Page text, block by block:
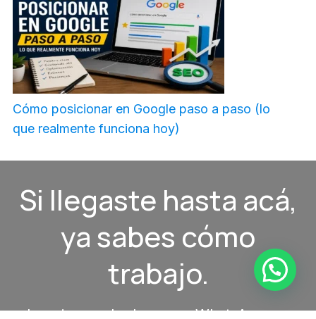
Cómo posicionar en Google paso a paso (lo
que realmente funciona hoy)
Si llegaste hasta acá,
ya sabes cómo
trabajo.
La primera charla es por WhatsApp, es